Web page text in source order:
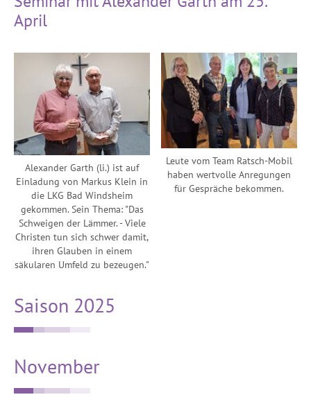
Alexander Garth (li.) ist auf
Einladung von Markus Klein in
die LKG Bad Windsheim
gekommen. Sein Thema: "Das
Schweigen der Lämmer. - Viele
Christen tun sich schwer damit,
ihren Glauben in einem
säkularen Umfeld zu bezeugen."
Leute vom Team Ratsch-Mobil
haben wertvolle Anregungen
für Gespräche bekommen.
April
Saison 2025
November